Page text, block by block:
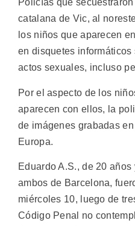
Policías que
catalana de Vic, al
los niños que aparecen
en disquetes
actos sexuales, incluso
Por el aspecto de los
aparecen con ellos, la
de imágenes grabadas
Europa.
Eduardo A.S., de 20
ambos de Barcelona,
miércoles 10, luego de
Código Penal no